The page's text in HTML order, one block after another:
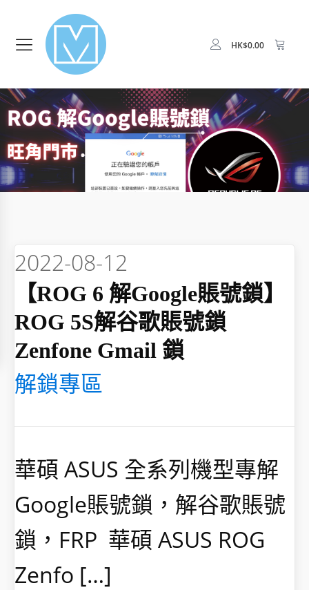
HK$0.00
2022-08-12
【ROG 6 解Google賬號鎖】
ROG 5S解谷歌賬號鎖
Zenfone Gmail 鎖
解鎖專區
華碩 ASUS 全系列機型專解
Google賬號鎖，解谷歌賬號
鎖，FRP 華碩 ASUS ROG
Zenfo […]